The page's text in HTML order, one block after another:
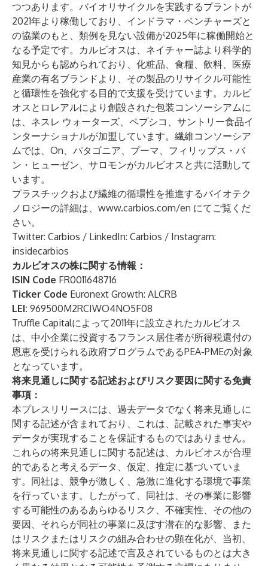
つつあります。バイオリサイクルを実践するプラントが
2021年より稼働しており、インドラマ・ベンチャーズと
の協業のもと、類例を見ない設備が2025年に稼働開始と
なる予定です。カルビオスは、ネイチャー誌より科学的
知見からも認められており、化粧品、食糧、飲料、医療
産業の有名ブランドより、その製品のリサイクル可能性
と循環性を強化する目的で支援を受けています。カルビ
オスとロレアルにより創設された包装コンソーシアムに
は、ネスレ ウォーターズ、ペプシコ、サントリー食品イ
ンターナショナルが加盟しています。繊維コンソーシア
ムでは、On、パタゴニア、プーマ、フィリップス・バ
ン・ヒューゼン、サロモンがカルビオスと共に活動して
います。
プラスチックおよび繊維の循環性を推進するバイオテク
ノロジーの詳細は、 www.carbios.com/en にてご覧くだ
さい。
Twitter: Carbios / LinkedIn: Carbios / Instagram:
insidecarbios
カルビオスの株に関する情報：
ISIN Code FR0011648716
Ticker Code Euronext Growth: ALCRB
LEI: 969500M2RCIWO4NO5F08
Truffle Capitalによって2011年に設立されたカルビオス
は、中小企業に投資するフランス居住者が所得税還付の
恩恵を受けられる政府プログラムであるPEA-PMEの対象
となっています。
将来見通しに関する記述およびリスク要因に関する免責
事項：
本プレスリリースには、過去データでなく将来見通しに
関する記述が含まれており、これは、記載された事実や
データが実現することを保証するものではありません。
これらの将来見通しに関する記述は、カルビオスが合理
的であると考えるデータ、仮定、推定に基づいていま
す。同社は、競争が激しく、急激に進化する環境で事業
を行っています。したがって、同社は、その事業に影響
する可能性のあるあらゆるリスク、不確実性、その他の
要因、それらが同社の事業に及ぼす潜在的な影響、また
はリスクまたはリスクの組み合わせの顕在化が、当初、
将来見通しに関する記述で言及されているものとは大き